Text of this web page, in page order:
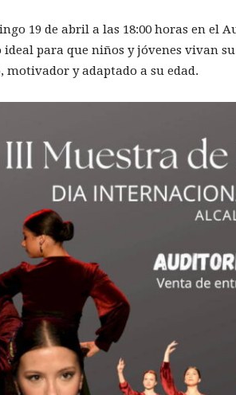
19 de abril a las 18:00 horas en el
ideal para que niños y jóvenes vivan
motivador y adaptado a su edad.